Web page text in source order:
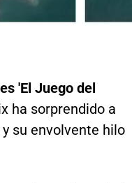
'El Juego del
ha sorprendido a
su envolvente hilo